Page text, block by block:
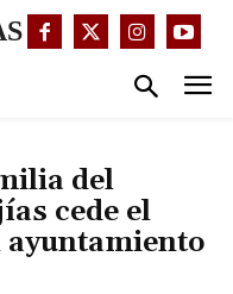
del
cede el